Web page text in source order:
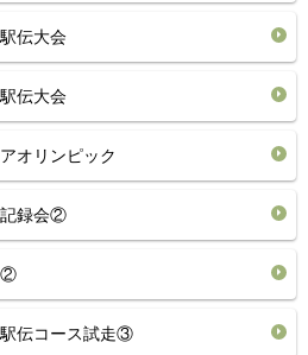
伝大会
伝大会
オリンピック
記録会②
②
伝コース試走③